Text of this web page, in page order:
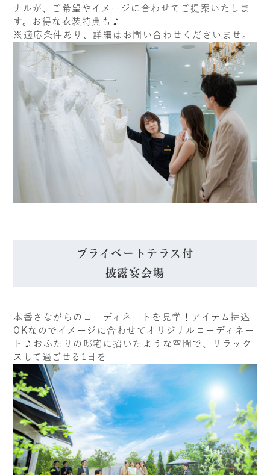
ナルが、ご希望やイメージに合わせてご提案いたしま
す。お得な衣装特典も♪
※適応条件あり、詳細はお問い合わせくださいませ。
プライベートテラス付
披露宴会場
本番さながらのコーディネートを見学！アイテム持込
OKなのでイメージに合わせてオリジナルコーディネー
ト♪おふたりの邸宅に招いたような空間で、リラック
スして過ごせる1日を